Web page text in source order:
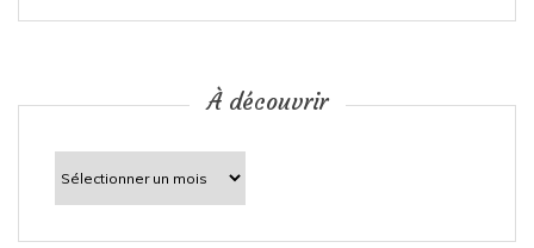
c
À découvrir
découvrir